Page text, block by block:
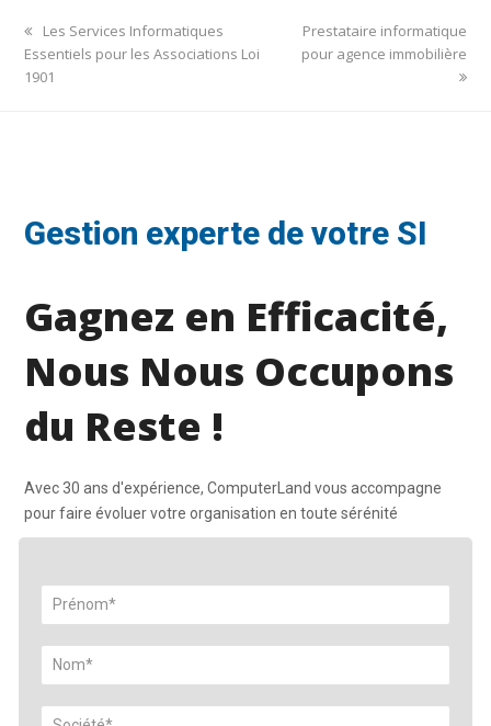
previous
post:
Les Services Informatiques
Essentiels pour les Associations Loi
1901
next
post:
Prestataire informatique
pour agence immobilière
Gestion experte de votre SI
Gagnez en Efficacité,
Nous Nous Occupons
du Reste !
Avec 30 ans d'expérience, ComputerLand vous accompagne
pour faire évoluer votre organisation en toute sérénité